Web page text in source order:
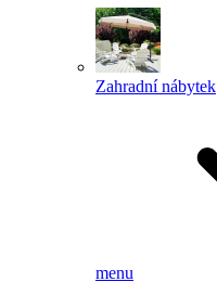
Zahradní nábytek
menu